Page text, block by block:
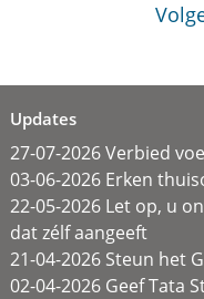
Updates
27-07-2026 Verbied
03-06-2026 Erken
22-05-2026 Let op, u
dat zélf aangeeft
21-04-2026 Steun het
02-04-2026 Geef Tata